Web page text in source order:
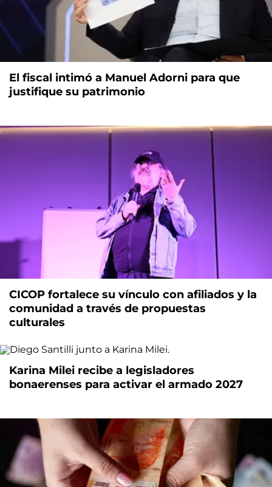
El fiscal intimó a Manuel Adorni para que
justifique su patrimonio
CICOP fortalece su vínculo con afiliados y la
comunidad a través de propuestas
culturales
Karina Milei recibe a legisladores
bonaerenses para activar el armado 2027